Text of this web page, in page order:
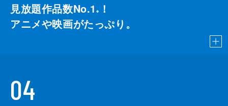
見放題作品数No.1 ※
！
アニメや映画がたっぷり。
04